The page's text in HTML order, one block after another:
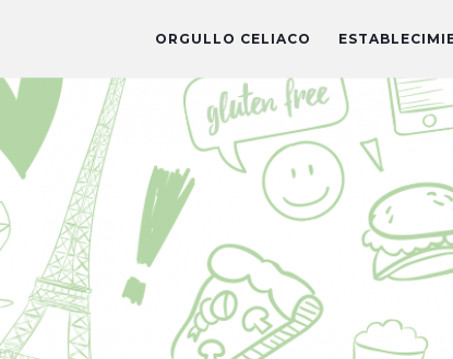
ORGULLO CELIACO